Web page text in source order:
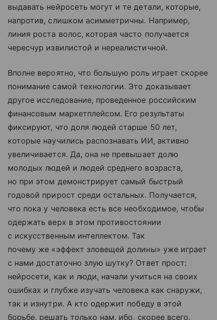
выдавать нейросеть могут и те детали, которые,
напротив, слишком асимметричны. Например,
линия роста волос, которая часто получается
чересчур извилистой и нереалистичной.
Вполне вероятно, что большую роль играет скорее
понимание самой технологии. Это доказывает
другое исследование, проведенное российским
финансовым маркетплейсом. Его результаты
фиксируют, что доля людей старше 50 лет,
которые научились распознавать ИИ, активно
увеличивается. Да, она не превышает долю
молодых людей и людей среднего возраста,
но при этом демонстрирует самый быстрый
годовой прирост среди остальных. Получается,
что пока у человека есть все необходимое, чтобы
одержать верх в этом противостоянии
с искусственным интеллектом. Так
почему же «эффект зловещей долины» уже играет
с нами достаточно злую шутку? Ответ прост:
нейросети, как и люди, начали учиться на своих
ошибках и глубже изучать человека как снаружи,
так и изнутри. А кто одержит победу в этой
борьбе, решать только нам, ибо, скорее всего,